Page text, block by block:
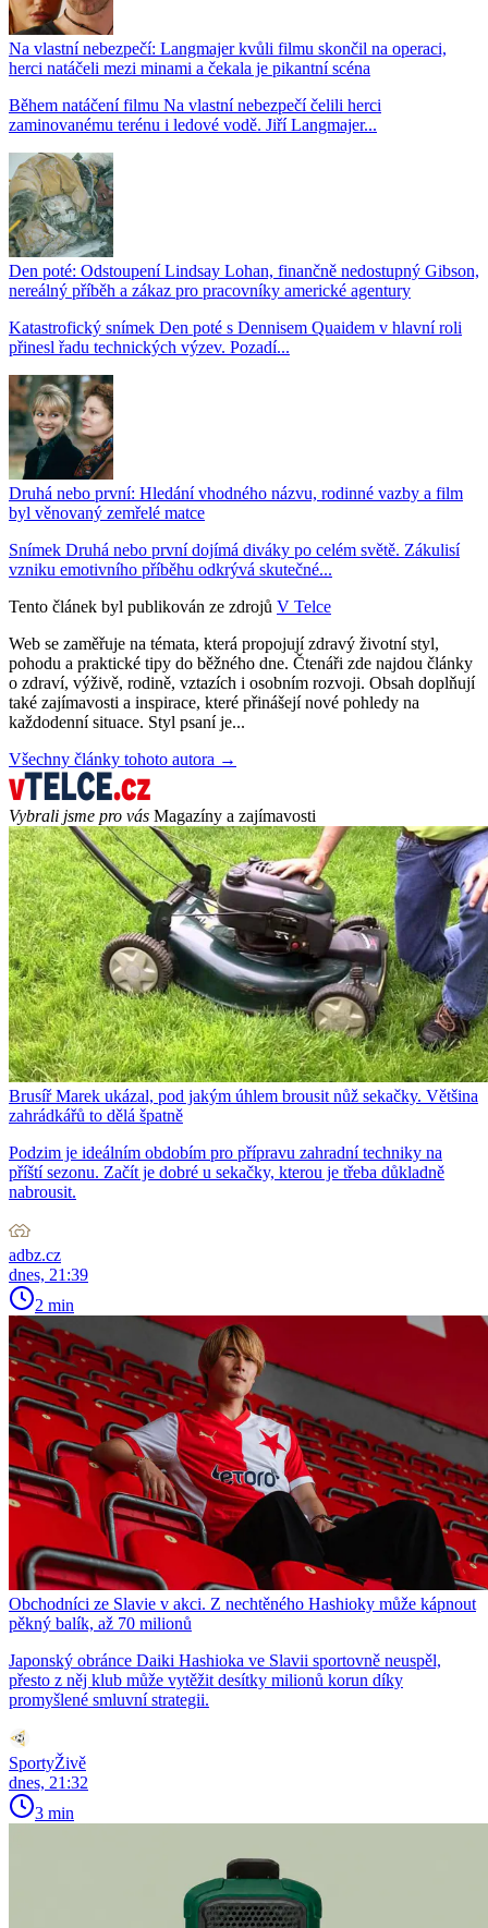
Na vlastní nebezpečí: Langmajer kvůli filmu skončil na operaci,
herci natáčeli mezi minami a čekala je pikantní scéna
Během natáčení filmu Na vlastní nebezpečí čelili herci
zaminovanému terénu i ledové vodě. Jiří Langmajer...
Den poté: Odstoupení Lindsay Lohan, finančně nedostupný Gibson,
nereálný příběh a zákaz pro pracovníky americké agentury
Katastrofický snímek Den poté s Dennisem Quaidem v hlavní roli
přinesl řadu technických výzev. Pozadí...
Druhá nebo první: Hledání vhodného názvu, rodinné vazby a film
byl věnovaný zemřelé matce
Snímek Druhá nebo první dojímá diváky po celém světě. Zákulisí
vzniku emotivního příběhu odkrývá skutečné...
Tento článek byl publikován ze zdrojů V Telce
Web se zaměřuje na témata, která propojují zdravý životní styl,
pohodu a praktické tipy do běžného dne. Čtenáři zde najdou články
o zdraví, výživě, rodině, vztazích i osobním rozvoji. Obsah doplňují
také zajímavosti a inspirace, které přinášejí nové pohledy na
každodenní situace. Styl psaní je...
Všechny články tohoto autora →
Vybrali jsme pro vás Magazíny a zajímavosti
Brusíř Marek ukázal, pod jakým úhlem brousit nůž sekačky. Většina
zahrádkářů to dělá špatně
Podzim je ideálním obdobím pro přípravu zahradní techniky na
příští sezonu. Začít je dobré u sekačky, kterou je třeba důkladně
nabrousit.
adbz.cz
dnes, 21:39
2 min
Obchodníci ze Slavie v akci. Z nechtěného Hashioky může kápnout
pěkný balík, až 70 milionů
Japonský obránce Daiki Hashioka ve Slavii sportovně neuspěl,
přesto z něj klub může vytěžit desítky milionů korun díky
promyšlené smluvní strategii.
SportyŽivě
dnes, 21:32
3 min